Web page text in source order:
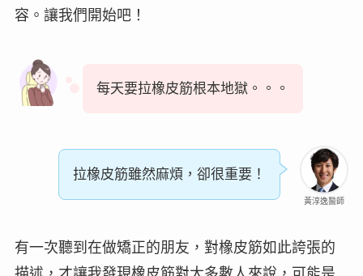
容。讓我們開始吧！
每天要拉橡皮筋根本地獄。。。
黃淳逸醫師
拉橡皮筋雖然麻煩，卻很重要！
有一次聽到在做矯正的朋友，對橡皮筋如此誇張的